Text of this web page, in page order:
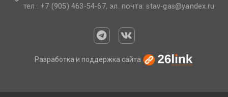
тел.: +7 (905) 463-54-67, эл. почта: stav-gas@yandex.ru​
Разработка и поддержка сайта